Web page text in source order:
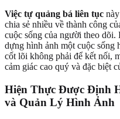
Việc tự quảng bá liên tục
chia sẻ nhiều về thành công
cuộc sống của người theo
dựng hình ảnh một cuộc sống
cốt lõi không phải để kết nối,
cảm giác cao quý và đặc biệt
Hiện Thực Được Định
và Quản Lý Hình Ảnh